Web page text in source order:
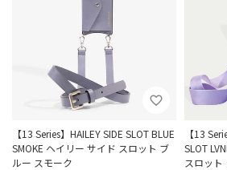
【13 Series】HAILEY SIDE SLOT BLUE
SMOKE ヘイリー サイド スロット ブ
ルー スモーク
【13
SLOT
スロット